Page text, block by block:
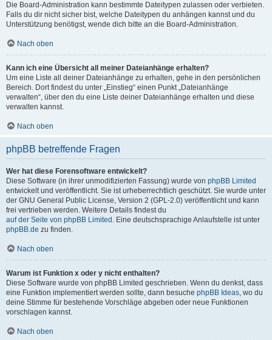
Die Board-Administration kann bestimmte Dateitypen zulassen oder verbieten.
Falls du dir nicht sicher bist, welche Dateitypen du anhängen kannst und du
Unterstützung benötigst, wende dich bitte an die Board-Administration.
Nach oben
Kann ich eine Übersicht all meiner Dateianhänge erhalten?
Um eine Liste all deiner Dateianhänge zu erhalten, gehe in den persönlichen
Bereich. Dort findest du unter „Einstieg“ einen Punkt „Dateianhänge
verwalten“, über den du eine Liste deiner Dateianhänge erhalten und diese
verwalten kannst.
Nach oben
phpBB betreffende Fragen
Wer hat diese Forensoftware entwickelt?
Diese Software (in ihrer unmodifizierten Fassung) wurde von phpBB Limited
entwickelt und veröffentlicht. Sie ist urheberrechtlich geschützt. Sie wurde unter
der GNU General Public License, Version 2 (GPL-2.0) veröffentlicht und kann
frei vertrieben werden. Weitere Details findest du
auf der Seite von phpBB Limited . Eine deutschsprachige Anlaufstelle ist unter
phpBB.de zu finden.
Nach oben
Warum ist Funktion x oder y nicht enthalten?
Diese Software wurde von phpBB Limited geschrieben. Wenn du denkst, dass
eine Funktion implementiert werden sollte, dann besuche phpBB Ideas, wo du
deine Stimme für bestehende Vorschläge abgeben oder neue Funktionen
vorschlagen kannst.
Nach oben